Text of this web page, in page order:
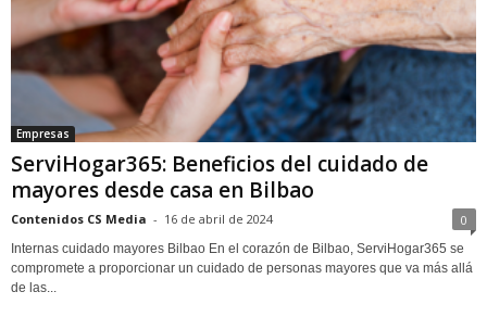
Empresas
ServiHogar365: Beneficios del cuidado de
mayores desde casa en Bilbao
Contenidos CS Media - 16 de abril de 2024 0
Internas cuidado mayores Bilbao En el corazón de Bilbao, ServiHogar365 se
compromete a proporcionar un cuidado de personas mayores que va más allá
de las...